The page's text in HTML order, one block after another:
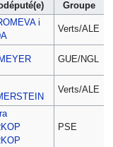
Groupe
i
Verts/ALE
GUE/NGL
Verts/ALE
PSE